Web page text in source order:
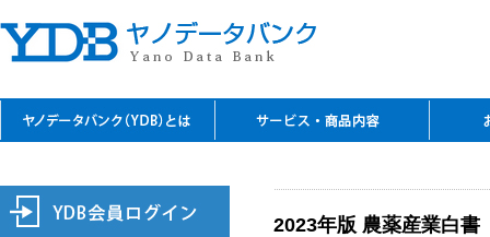
（
オン
市場
（入
2023年版 農薬産業白書